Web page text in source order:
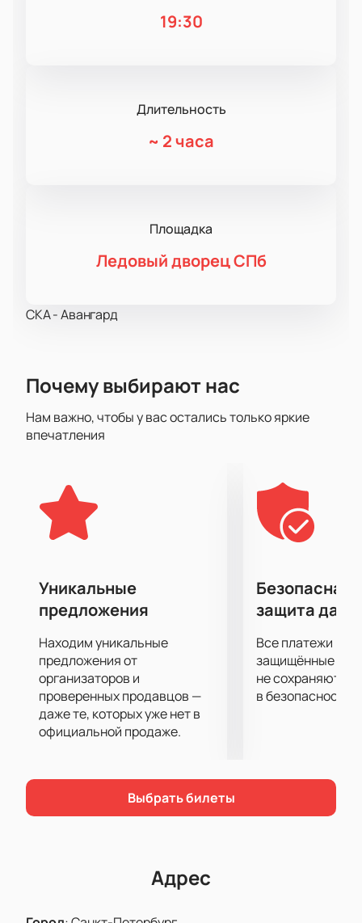
19:30
Длительность
~ 2 часа
Площадка
Ледовый дворец СПб
СКА - Авангард
Почему выбирают нас
Нам важно, чтобы у вас остались только яркие
впечатления
Уникальные
предложения
Находим уникальные
предложения от
организаторов и
проверенных продавцов —
даже те, которых уже нет в
официальной продаже.
Безопасная
защита
Все платежи
защищённые
не сохраняются
в безопасности.
Выбрать билеты
Адрес